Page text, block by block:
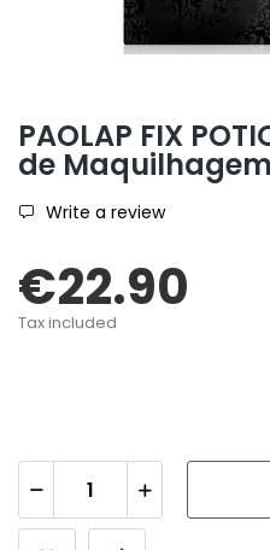
PAOLAP FIX
de
Write a review
€22.90
Tax included